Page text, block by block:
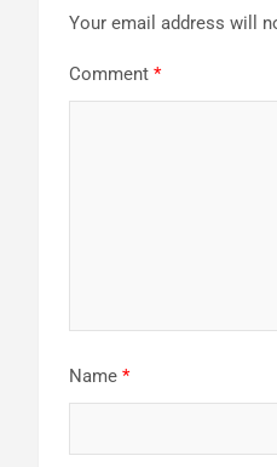
Your email address will
Comment *
Name *